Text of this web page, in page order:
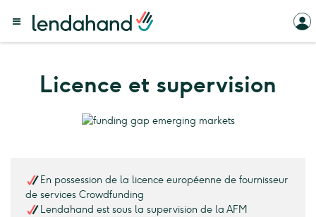
Licence et supervision
En possession de la licence européenne de fournisseur
de services Crowdfunding
Lendahand est sous la supervision de la AFM